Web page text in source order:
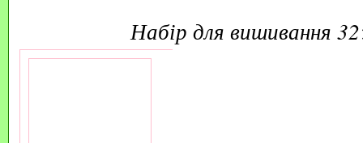
набір для вишивання